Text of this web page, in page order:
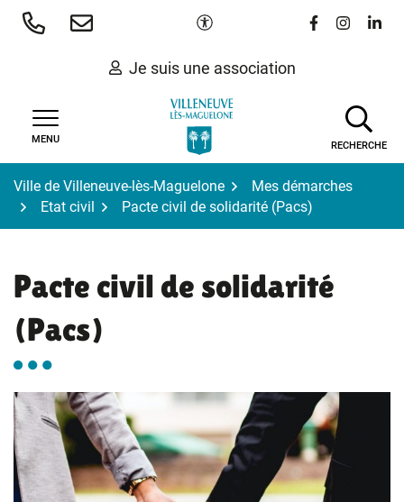
Aller
Paramètres d'accessibilité
Lien vers le
Lien vers
Lien
Je suis une association
MENU
RECHERCHE
Ville de Villeneuve-lès-Maguelone
Mes démarches
Etat civil
Pacte civil de solidarité (Pacs)
Pacte civil de solidarité
(Pacs)